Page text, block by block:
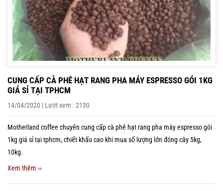
CUNG CẤP CÀ PHÊ HẠT RANG PHA MÁY ESPRESSO GÓI 1KG
GIÁ SỈ TẠI TPHCM
14/04/2020 | Lượt xem : 2130
Motherland coffee chuyên cung cấp cà phê hạt rang pha máy espresso gói
1kg giá sỉ tại tphcm, chiết khấu cao khi mua số lượng lớn đóng cây 5kg,
10kg.
Xem thêm ››